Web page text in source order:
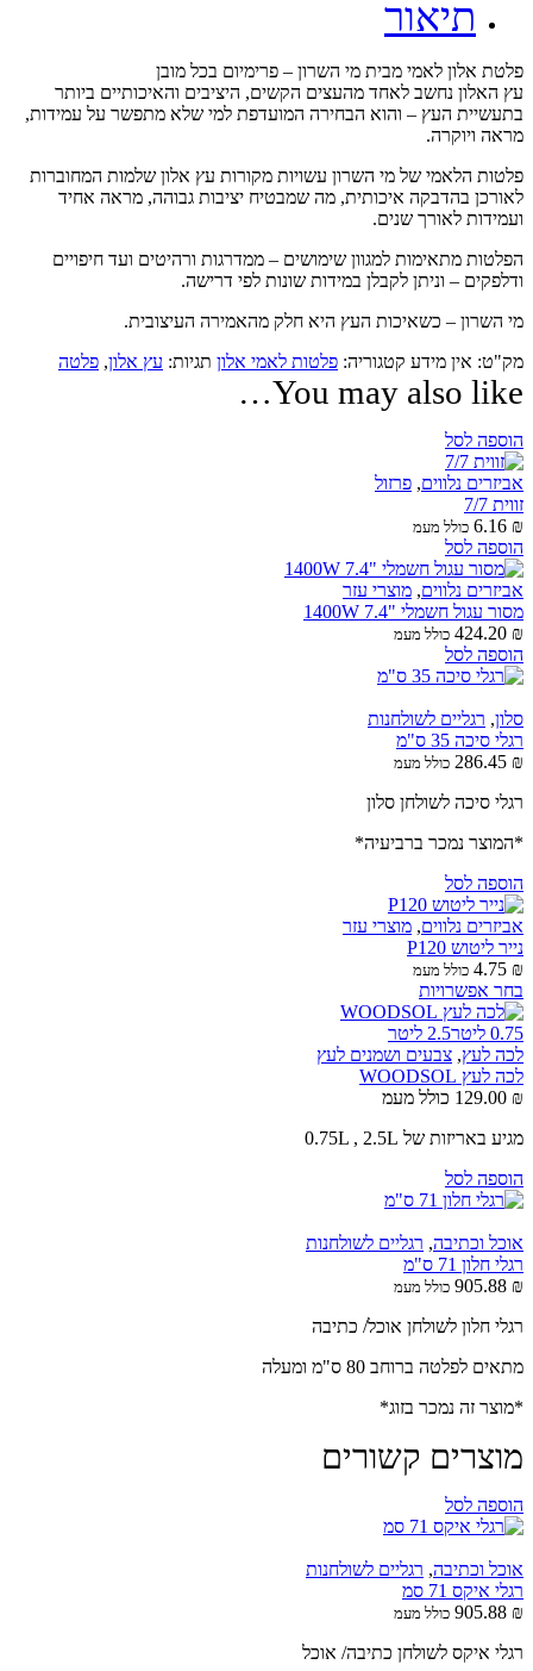
תיאור
פלטת אלון לאמי מבית מי השרון – פרימיום בכל מובן
עץ האלון נחשב לאחד מהעצים הקשים, היציבים והאיכותיים ביותר
בתעשיית העץ – והוא הבחירה המועדפת למי שלא מתפשר על עמידות,
מראה ויוקרה.
פלטות הלאמי של מי השרון עשויות מקורות עץ אלון שלמות המחוברות
לאורכן בהדבקה איכותית, מה שמבטיח יציבות גבוהה, מראה אחיד
ועמידות לאורך שנים.
הפלטות מתאימות למגוון שימושים – ממדרגות ורהיטים ועד חיפויים
ודלפקים – וניתן לקבלן במידות שונות לפי דרישה.
מי השרון – כשאיכות העץ היא חלק מהאמירה העיצובית.
מק"ט: אין מידע קטגוריה: פלטות לאמי אלון תגיות: עץ אלון, פלטה
You may also like…
הוספה לסל
אביזרים נלווים, פרזול
זווית 7/7
6.16 ₪ כולל מעמ
הוספה לסל
אביזרים נלווים, מוצרי עזר
מסור עגול חשמלי "7.4 1400W
424.20 ₪ כולל מעמ
הוספה לסל
סלון, רגליים לשולחנות
רגלי סיכה 35 ס"מ
286.45 ₪ כולל מעמ
רגלי סיכה לשולחן סלון
*המוצר נמכר ברביעיה*
הוספה לסל
אביזרים נלווים, מוצרי עזר
נייר ליטוש P120
4.75 ₪ כולל מעמ
בחר אפשרויות
0.75 ליטר
2.5 ליטר
לכה לעץ, צבעים ושמנים לעץ
לכה לעץ WOODSOL
129.00 ₪
כולל מעמ
מגיע באריזות של 0.75L , 2.5L
הוספה לסל
אוכל וכתיבה, רגליים לשולחנות
רגלי חלון 71 ס"מ
905.88 ₪ כולל מעמ
רגלי חלון לשולחן אוכל/ כתיבה
מתאים לפלטה ברוחב 80 ס"מ ומעלה
*מוצר זה נמכר בזוג*
מוצרים קשורים
הוספה לסל
אוכל וכתיבה, רגליים לשולחנות
רגלי איקס 71 סמ
905.88 ₪ כולל מעמ
רגלי איקס לשולחן כתיבה/ אוכל